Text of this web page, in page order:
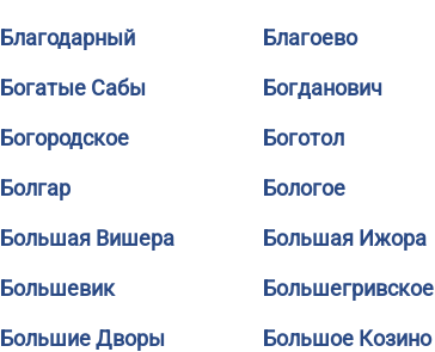
Благодарный Благоево
Богатые Сабы Богданович
Богородское Боготол
Болгар Бологое
Большая Вишера Большая Ижора
Большевик Большегривское
Большие Дворы Большое Козино